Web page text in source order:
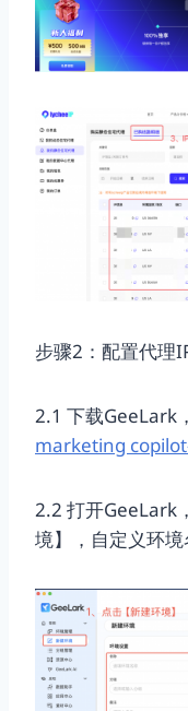
步骤2：配置代理
2.1 下载GeeLark
marketing
2.2 打开GeeLark
境】，自定义环